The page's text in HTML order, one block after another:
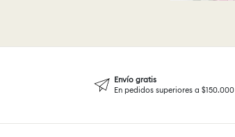
Envío gratis
En pedidos superiores a $150.000